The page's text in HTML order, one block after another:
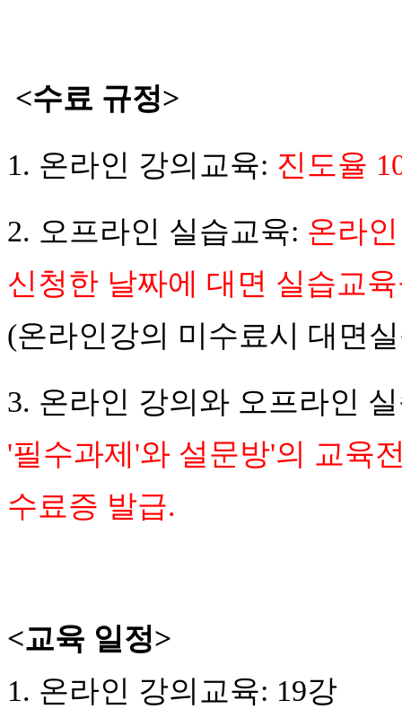
<수료 규정>
1. 온라인 강의교육: 진도율
2. 오프라인 실습교육: 온라
신청한 날짜에 대면 실습교
(온라인강의 미수료시 대면
3. 온라인 강의와 오프라인
'필수과제'와 설문방'의 교육
수료증 발급.
<교육 일정>
1. 온라인 강의교육: 19강